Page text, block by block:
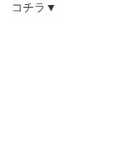
コチラ▼